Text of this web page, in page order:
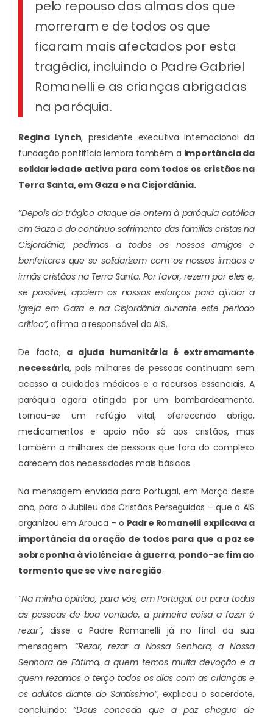
pelo repouso das almas dos que
morreram e de todos os que
ficaram mais afectados por esta
tragédia, incluindo o Padre Gabriel
Romanelli e as crianças abrigadas
na paróquia.
Regina Lynch, presidente executiva internacional da
fundação pontifícia lembra também a importância da
solidariedade activa para com todos os cristãos na
Terra Santa, em Gaza e na Cisjordânia.
“Depois do trágico ataque de ontem à paróquia católica
em Gaza e do contínuo sofrimento das famílias cristãs na
Cisjordânia, pedimos a todos os nossos amigos e
benfeitores que se solidarizem com os nossos irmãos e
irmãs cristãos na Terra Santa. Por favor, rezem por eles e,
se possível, apoiem os nossos esforços para ajudar a
Igreja em Gaza e na Cisjordânia durante este período
crítico”, afirma a responsável da AIS.
De facto, a ajuda humanitária é extremamente
necessária, pois milhares de pessoas continuam sem
acesso a cuidados médicos e a recursos essenciais. A
paróquia agora atingida por um bombardeamento,
tornou-se um refúgio vital, oferecendo abrigo,
medicamentos e apoio não só aos cristãos, mas
também a milhares de pessoas que fora do complexo
carecem das necessidades mais básicas.
Na mensagem enviada para Portugal, em Março deste
ano, para o Jubileu dos Cristãos Perseguidos – que a AIS
organizou em Arouca – o Padre Romanelli explicava a
importância da oração de todos para que a paz se
sobreponha à violência e à guerra, pondo-se fim ao
tormento que se vive na região.
“Na minha opinião, para vós, em Portugal, ou para todas
as pessoas de boa vontade, a primeira coisa a fazer é
rezar”, disse o Padre Romanelli já no final da sua
mensagem. “Rezar, rezar a Nossa Senhora, a Nossa
Senhora de Fátima, a quem temos muita devoção e a
quem rezamos o terço todos os dias com as crianças e
os adultos diante do Santíssimo”, explicou o sacerdote,
concluindo: “Deus conceda que a paz chegue de